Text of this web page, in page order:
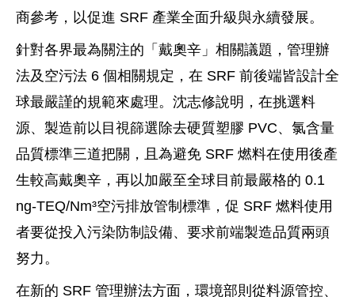
商參考，以促進 SRF 產業全面升級與永續發展。
針對各界最為關注的「戴奧辛」相關議題，管理辦
法及空污法 6 個相關規定，在 SRF 前後端皆設計全
球最嚴謹的規範來處理。沈志修說明，在挑選料
源、製造前以目視篩選除去硬質塑膠 PVC、氯含量
品質標準三道把關，且為避免 SRF 燃料在使用後產
生較高戴奧辛，再以加嚴至全球目前最嚴格的 0.1
ng-TEQ/Nm³空污排放管制標準，促 SRF 燃料使用
者要從投入污染防制設備、要求前端製造品質兩頭
努力。
在新的 SRF 管理辦法方面，環境部則從料源管控、